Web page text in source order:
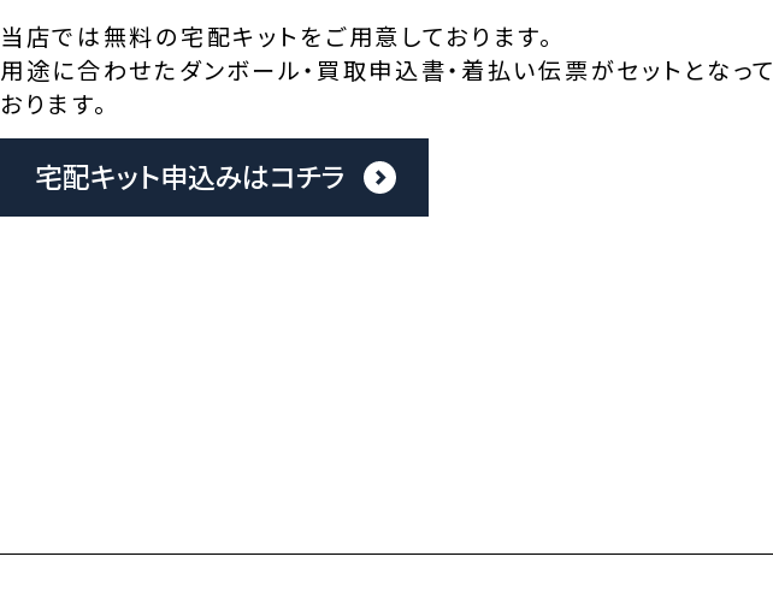
当店では無料の宅配キットをご用意しております。
用途に合わせたダンボール・買取申込書・着払い伝票がセットとなって
おります。
宅配キット申込みはコチラ